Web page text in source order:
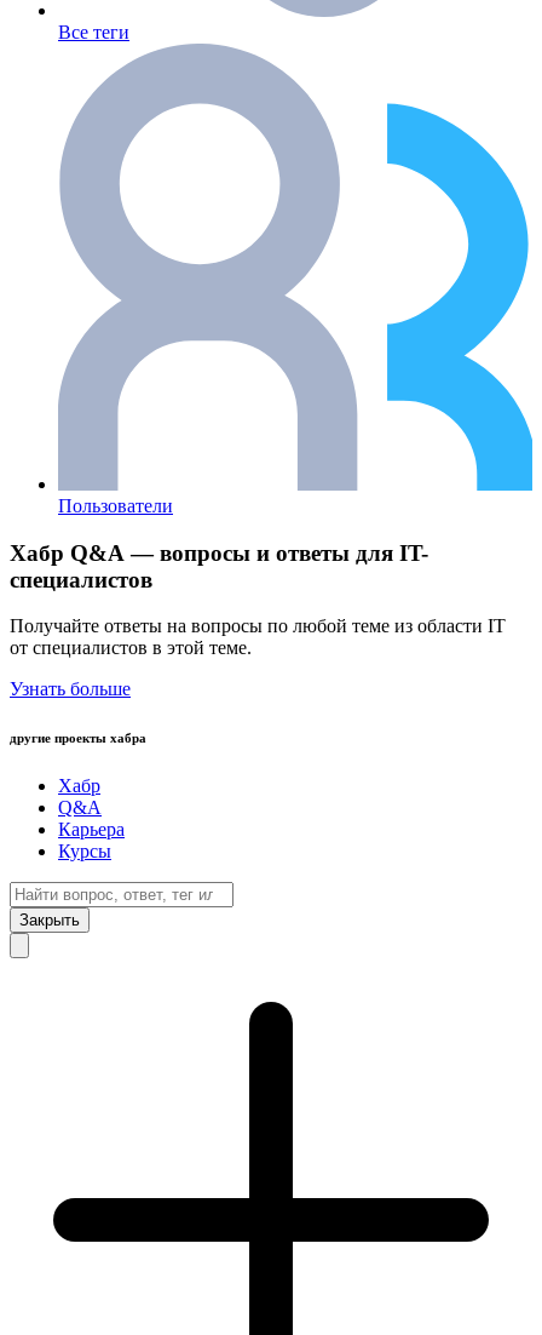
Все теги
Пользователи
Хабр Q&A — вопросы и ответы для IT-
специалистов
Получайте ответы на вопросы по любой теме из области IT
от специалистов в этой теме.
Узнать больше
другие проекты хабра
Хабр
Q&A
Карьера
Курсы
Закрыть